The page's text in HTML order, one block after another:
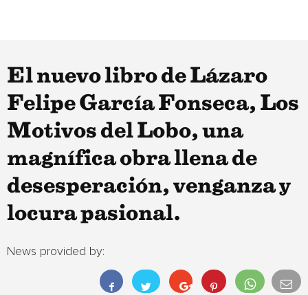
El nuevo libro de Lázaro
Felipe García Fonseca, Los
Motivos del Lobo, una
magnífica obra llena de
desesperación, venganza y
locura pasional.
News provided by: